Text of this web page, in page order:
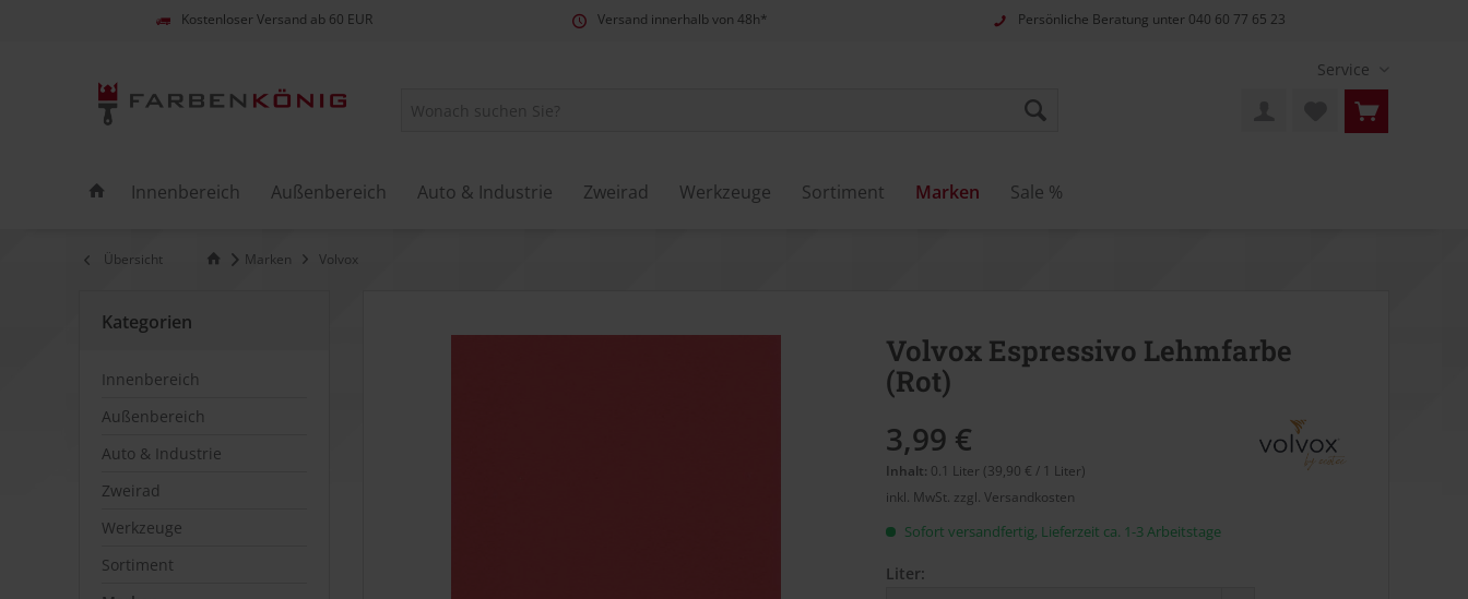
Kostenloser Versand ab 60 EUR Versand innerhalb von 48h* Persönliche Beratung unter 040 60 77 65 23
Service
Innenbereich Außenbereich Auto & Industrie Zweirad Werkzeuge Sortiment Marken Sale %
Übersicht Marken Volvox
Kategorien
Innenbereich
Außenbereich
Auto & Industrie
Zweirad
Werkzeuge
Sortiment
Volvox Espressivo Lehmfarbe
(Rot)
3,99 €
Inhalt: 0.1 Liter (39,90 € / 1 Liter)
inkl. MwSt. zzgl. Versandkosten
Sofort versandfertig, Lieferzeit ca. 1-3 Arbeitstage
Liter: